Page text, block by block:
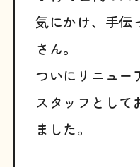
気にかけ、手伝
さん。
ついにリニュー
スタッフとして
ました。